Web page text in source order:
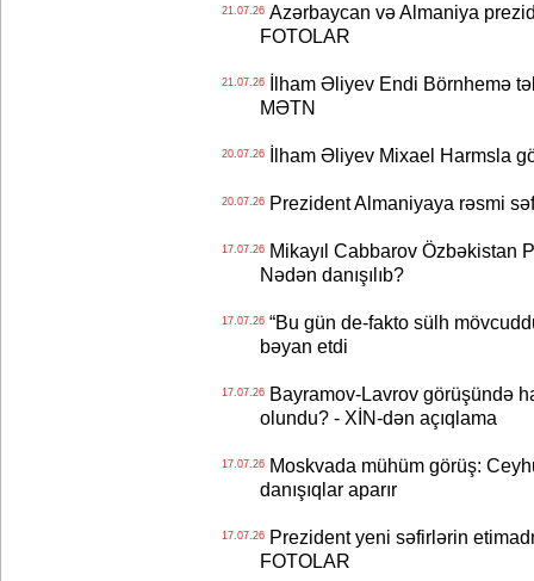
21.07.26Azərbaycan və Almaniya
FOTOLAR
21.07.26İlham Əliyev Endi Börnhemə
MƏTN
20.07.26İlham Əliyev Mixael Harmsla
20.07.26Prezident Almaniyaya rəsmi
17.07.26Mikayıl Cabbarov Özbəkistan
Nədən danışılıb?
17.07.26“Bu gün de-fakto sülh
bəyan etdi
17.07.26Bayramov-Lavrov görüşündə
olundu? - XİN-dən açıqlama
17.07.26Moskvada mühüm görüş:
danışıqlar aparır
17.07.26Prezident yeni səfirlərin
FOTOLAR